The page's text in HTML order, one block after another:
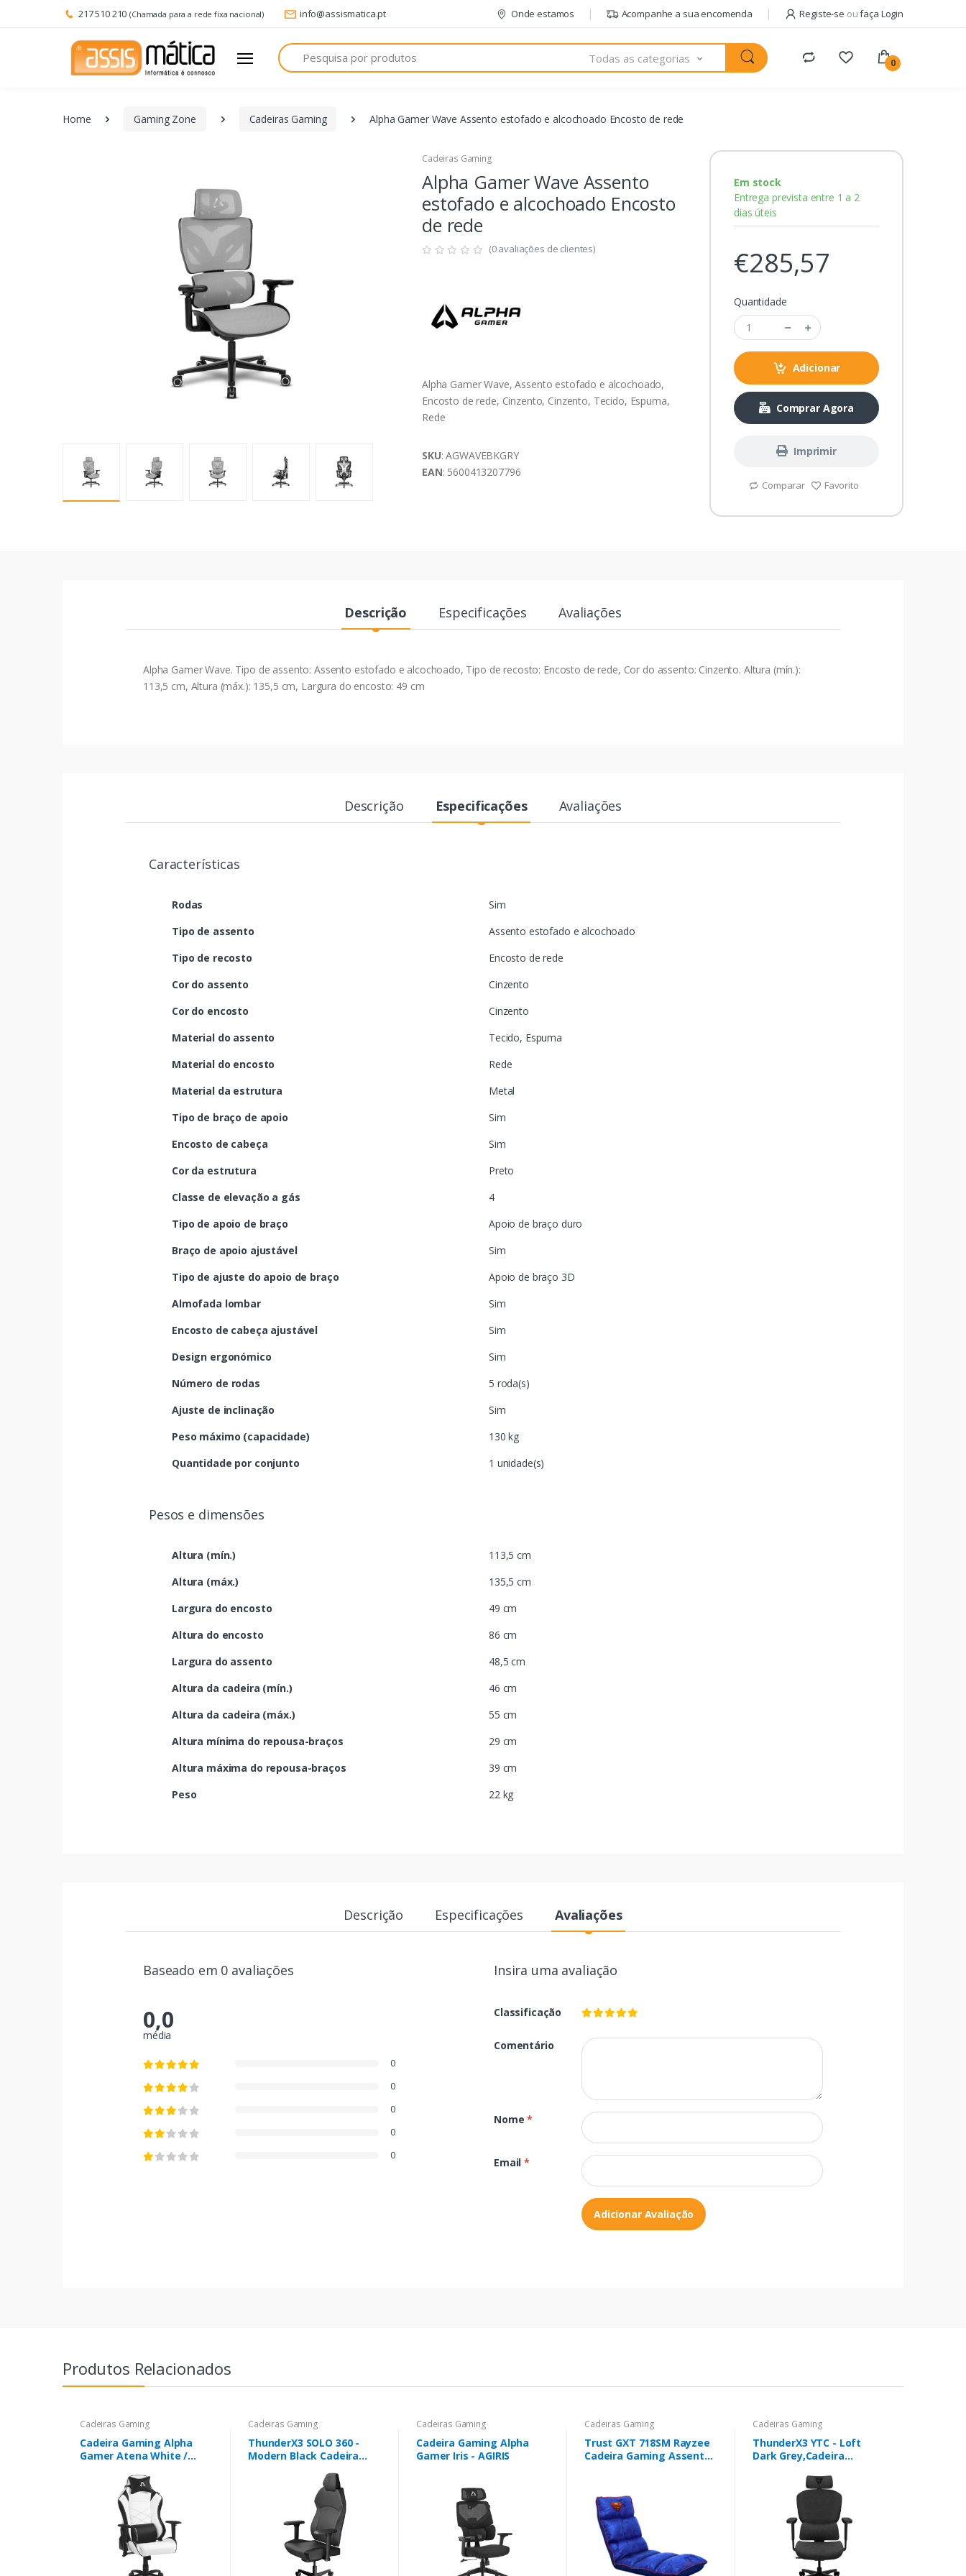
217 510 210 (Chamada para a rede fixa nacional) info@assismatica.pt Onde estamos Acompanhe a sua encomenda Registe-se oufaça Login
Pesquisa
Todas as categorias 0
Home Gaming Zone Cadeiras Gaming Alpha Gamer Wave Assento estofado e alcochoado Encosto de rede
Cadeiras Gaming
Alpha Gamer Wave Assento
estofado e alcochoado Encosto
de rede
(0 avaliações de clientes)
Alpha Gamer Wave, Assento estofado e alcochoado,
Encosto de rede, Cinzento, Cinzento, Tecido, Espuma,
Rede
SKU: AGWAVEBKGRY
EAN: 5600413207796
Em stock
Entrega prevista entre 1 a 2
dias úteis
€285,57
Quantidade
Adicionar
Comprar Agora
Imprimir
Comparar Favorito
Descrição Especificações Avaliações
Alpha Gamer Wave. Tipo de assento: Assento estofado e alcochoado, Tipo de recosto: Encosto de rede, Cor do assento: Cinzento. Altura (mín.):
113,5 cm, Altura (máx.): 135,5 cm, Largura do encosto: 49 cm
Descrição Especificações Avaliações
Características
Rodas
Sim
Tipo de assento
Assento estofado e alcochoado
Tipo de recosto
Encosto de rede
Cor do assento
Cinzento
Cor do encosto
Cinzento
Material do assento
Tecido, Espuma
Material do encosto
Rede
Material da estrutura
Metal
Tipo de braço de apoio
Sim
Encosto de cabeça
Sim
Cor da estrutura
Preto
Classe de elevação a gás
4
Tipo de apoio de braço
Apoio de braço duro
Braço de apoio ajustável
Sim
Tipo de ajuste do apoio de braço
Apoio de braço 3D
Almofada lombar
Sim
Encosto de cabeça ajustável
Sim
Design ergonómico
Sim
Número de rodas
5 roda(s)
Ajuste de inclinação
Sim
Peso máximo (capacidade)
130 kg
Quantidade por conjunto
1 unidade(s)
Pesos e dimensões
Altura (mín.)
113,5 cm
Altura (máx.)
135,5 cm
Largura do encosto
49 cm
Altura do encosto
86 cm
Largura do assento
48,5 cm
Altura da cadeira (mín.)
46 cm
Altura da cadeira (máx.)
55 cm
Altura mínima do repousa-braços
29 cm
Altura máxima do repousa-braços
39 cm
Peso
22 kg
Descrição Especificações Avaliações
Baseado em 0 avaliações
0,0
média
0
0
0
0
0
Insira uma avaliação
Classificação
Comentário
Nome*
Email*
Adicionar Avaliação
Produtos Relacionados
Cadeiras Gaming
Cadeira Gaming Alpha
Gamer Atena White /
Cadeiras Gaming
ThunderX3 SOLO 360 -
Modern Black Cadeira
Cadeiras Gaming
Cadeira Gaming Alpha
Gamer Iris - AGIRIS
Cadeiras Gaming
Trust GXT 718SM Rayzee
Cadeira Gaming Assento
Cadeiras Gaming
ThunderX3 YTC - Loft
Dark Grey,Cadeira